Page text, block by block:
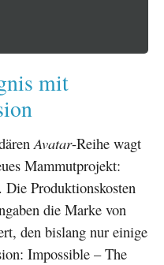
mit
Avatar-Reihe wagt
Mammutprojekt:
. Die Produktionskosten
die Marke von
den bislang nur einige
Impossible – The